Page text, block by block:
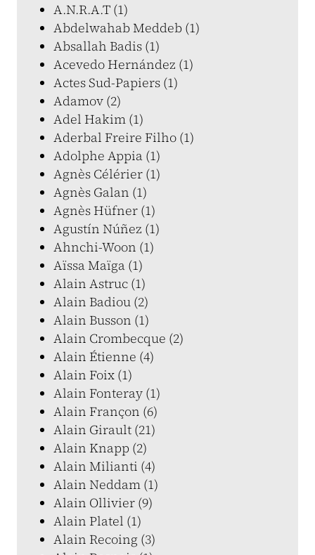
A.N.R.A.T (1)
Abdelwahab Meddeb (1)
Absallah Badis (1)
Acevedo Hernández (1)
Actes Sud-Papiers (1)
Adamov (2)
Adel Hakim (1)
Aderbal Freire Filho (1)
Adolphe Appia (1)
Agnès Célérier (1)
Agnès Galan (1)
Agnès Hüfner (1)
Agustín Núñez (1)
Ahnchi-Woon (1)
Aïssa Maïga (1)
Alain Astruc (1)
Alain Badiou (2)
Alain Busson (1)
Alain Crombecque (2)
Alain Étienne (4)
Alain Foix (1)
Alain Fonteray (1)
Alain Françon (6)
Alain Girault (21)
Alain Knapp (2)
Alain Milianti (4)
Alain Neddam (1)
Alain Ollivier (9)
Alain Platel (1)
Alain Recoing (3)